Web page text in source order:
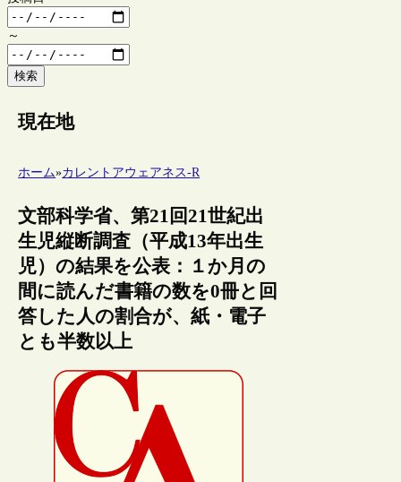
～
検索
現在地
ホーム»カレントアウェアネス-R
文部科学省、第21回21世紀出
生児縦断調査（平成13年出生
児）の結果を公表：１か月の
間に読んだ書籍の数を0冊と回
答した人の割合が、紙・電子
とも半数以上